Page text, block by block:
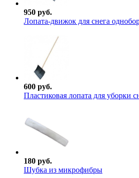
950 руб.
Лопата-движок для снега
600 руб.
Пластиковая лопата для уборки
180 руб.
Шубка из микрофибры